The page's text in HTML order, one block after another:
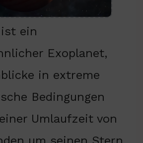
ist ein
Exoplanet,
in extreme
Bedingungen
Umlaufzeit von